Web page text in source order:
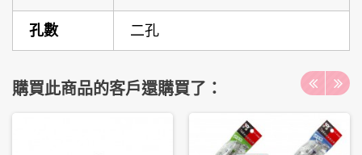
孔數 二孔
購買此商品的客戶還購買了：